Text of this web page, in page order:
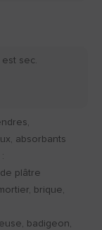
est sec.
absorbants
plâtre
brique,
badigeon,